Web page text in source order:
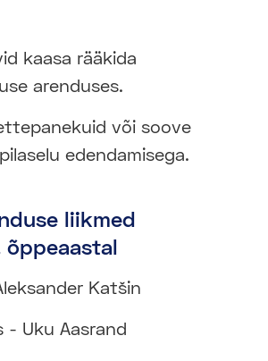
kaasa rääkida
arenduses.
või soove
edendamisega.
liikmed
Katšin
- Uku Aasrand